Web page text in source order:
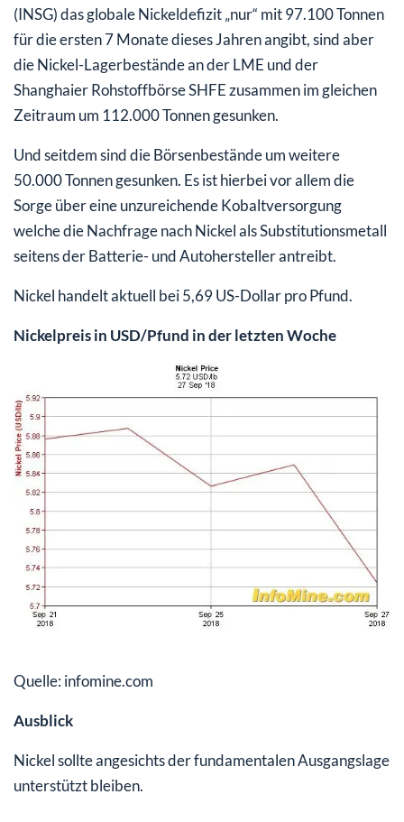
(INSG) das globale Nickeldefizit „nur“ mit 97.100 Tonnen
für die ersten 7 Monate dieses Jahren angibt, sind aber
die Nickel-Lagerbestände an der LME und der
Shanghaier Rohstoffbörse SHFE zusammen im gleichen
Zeitraum um 112.000 Tonnen gesunken.
Und seitdem sind die Börsenbestände um weitere
50.000 Tonnen gesunken. Es ist hierbei vor allem die
Sorge über eine unzureichende Kobaltversorgung
welche die Nachfrage nach Nickel als Substitutionsmetall
seitens der Batterie- und Autohersteller antreibt.
Nickel handelt aktuell bei 5,69 US-Dollar pro Pfund.
Nickelpreis in USD/Pfund in der letzten Woche
Quelle: infomine.com
Ausblick
Nickel sollte angesichts der fundamentalen Ausgangslage
unterstützt bleiben.